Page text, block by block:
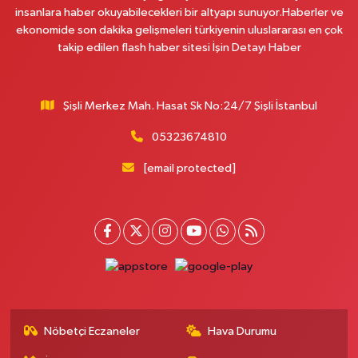
0 (212) 741 56 20 Yol Tarifi Al
Eylül Eczanesi
Nokta Eczanesi
Karlıktepe Mahallesi İnönü Caddesi 57A Esentepe Taksi Durağı'ndan D-
Nilgün Eczanesi
insanlara haber okuyabilecekleri bir altyapı sunuyor.Haberler ve
ekonomide son dakika gelişmeleri türkiyenin uluslararası en çok
takip edilen flash haber sitesi İşin Detayı Haber
Şişli Merkez Mah. Hasat Sk No:24/7 Şişli İstanbul
05323674810
[email protected]
Nöbetçi Eczaneler Hava Durumu